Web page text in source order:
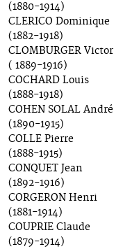
(1880-1914)
CLERICO Dominique
(1882-1918)
CLOMBURGER Victor
( 1889-1916)
COCHARD Louis
(1888-1918)
COHEN SOLAL André
(1890-1915)
COLLE Pierre
(1888-1915)
CONQUET Jean
(1892-1916)
CORGERON Henri
(1881-1914)
COUPRIE Claude
(1879-1914)